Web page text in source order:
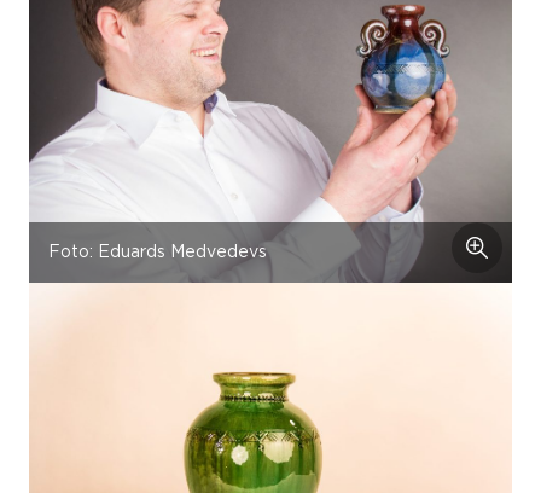
Foto: Eduards Medvedevs